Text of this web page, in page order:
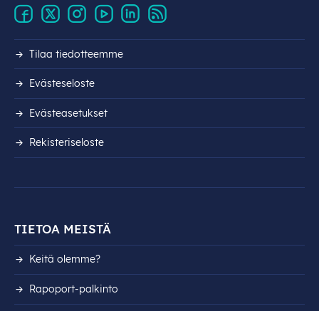
Tilaa tiedotteemme
Evästeseloste
Evästeasetukset
Rekisteri­seloste
TIETOA MEISTÄ
Keitä olemme?
Rapoport-palkinto